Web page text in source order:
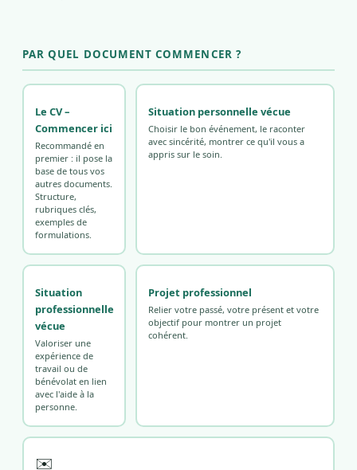
PAR QUEL DOCUMENT COMMENCER ?
Le CV –
Commencer ici
Recommandé en
premier : il pose la
base de tous vos
autres documents.
Structure,
rubriques clés,
exemples de
formulations.
Situation personnelle vécue
Choisir le bon événement, le raconter
avec sincérité, montrer ce qu'il vous a
appris sur le soin.
Situation
professionnelle
vécue
Valoriser une
expérience de
travail ou de
bénévolat en lien
avec l'aide à la
personne.
Projet professionnel
Relier votre passé, votre présent et votre
objectif pour montrer un projet
cohérent.
✉️